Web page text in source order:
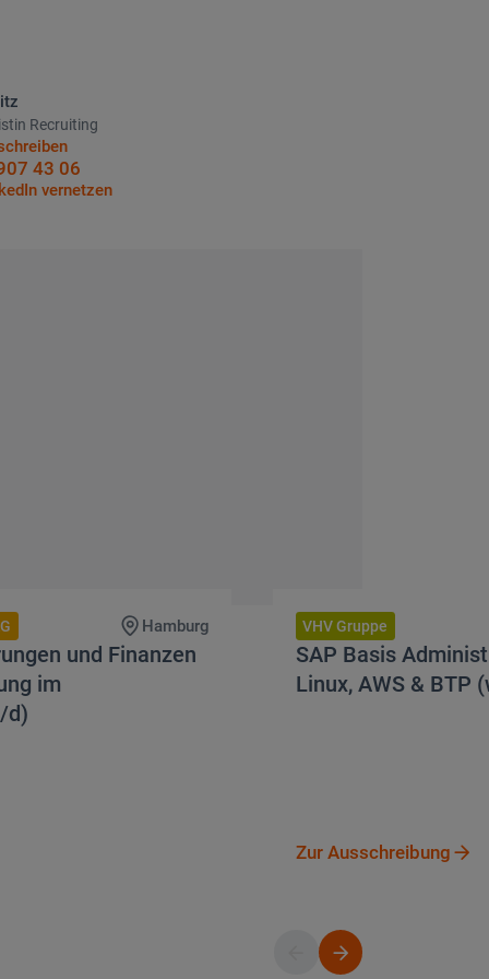
Recruiting
Mail schreiben
43 06
0511 907 43 06
vernetzen
Auf LinkedIn vernetzen
Hamburg
und Finanzen
im
d)
VHV Gruppe
SAP Basis
Linux, AWS & BTP
Zur Ausschreibung
Zur
Button